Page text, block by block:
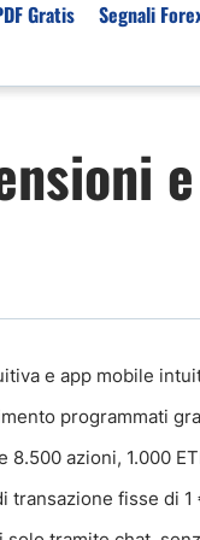
Broker Forex
Trading Azioni
Gratis Segnali
e app mobile
programmati
8.500 azioni, 1.000
transazione fisse di